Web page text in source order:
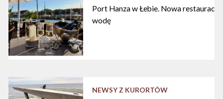
Port Hanza w Łebie. Nowa restauracja
wodę
NEWSY Z KURORTÓW